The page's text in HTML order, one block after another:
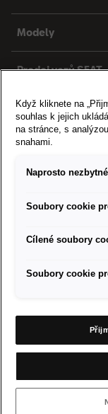
Modely
Prodej vozů SEAT
O značce SEAT
Servis a
SEAT Mediacenter
Informace o
Když kliknete na
souhlas k jejich
na stránce, s
snahami.
Naprosto
Soubory cookie
Cílené soubory
Soubory cookie